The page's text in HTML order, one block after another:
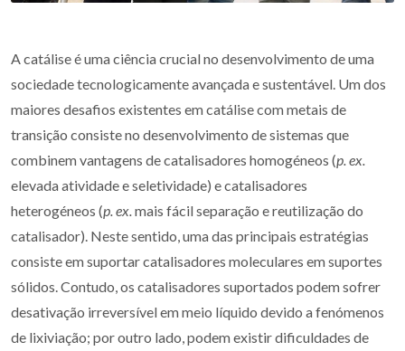
A catálise é uma ciência crucial no desenvolvimento de uma
sociedade tecnologicamente avançada e sustentável. Um dos
maiores desafios existentes em catálise com metais de
transição consiste no desenvolvimento de sistemas que
combinem vantagens de catalisadores homogéneos (p. ex.
elevada atividade e seletividade) e catalisadores
heterogéneos (p. ex.mais fácil separação e reutilização do
catalisador). Neste sentido, uma das principais estratégias
consiste em suportar catalisadores moleculares em suportes
sólidos. Contudo, os catalisadores suportados podem sofrer
desativação irreversível em meio líquido devido a fenómenos
de lixiviação; por outro lado, podem existir dificuldades de